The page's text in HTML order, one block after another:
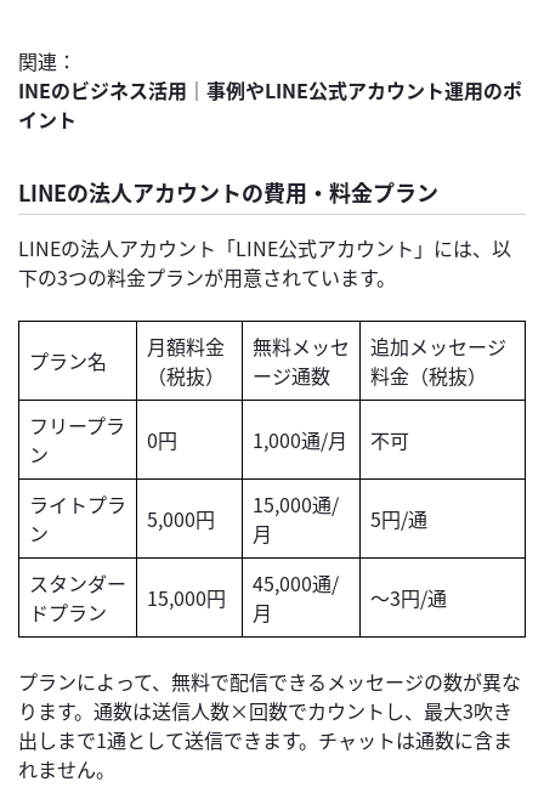
関連：
INEのビジネス活用｜事例やLINE公式アカウント運用のポ
イント
LINEの法人アカウントの費用・料金プラン
LINEの法人アカウント「LINE公式アカウント」には、以
下の3つの料金プランが用意されています。
プラン名
月額料金
（税抜）
無料メッセ
ージ通数
追加メッセージ
料金（税抜）
フリープラ
ン
0円 1,000通/月 不可
ライトプラ
ン
5,000円
15,000通/
月
5円/通
スタンダー
ドプラン
15,000円
45,000通/
月
〜3円/通
プランによって、無料で配信できるメッセージの数が異な
ります。通数は送信人数×回数でカウントし、最大3吹き
出しまで1通として送信できます。チャットは通数に含ま
れません。